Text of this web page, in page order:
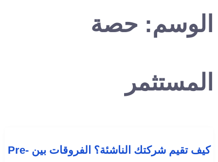
الوسم: حصة
المستثمر
كيف تقيم شركتك الناشئة؟ الفروقات بين Pre-